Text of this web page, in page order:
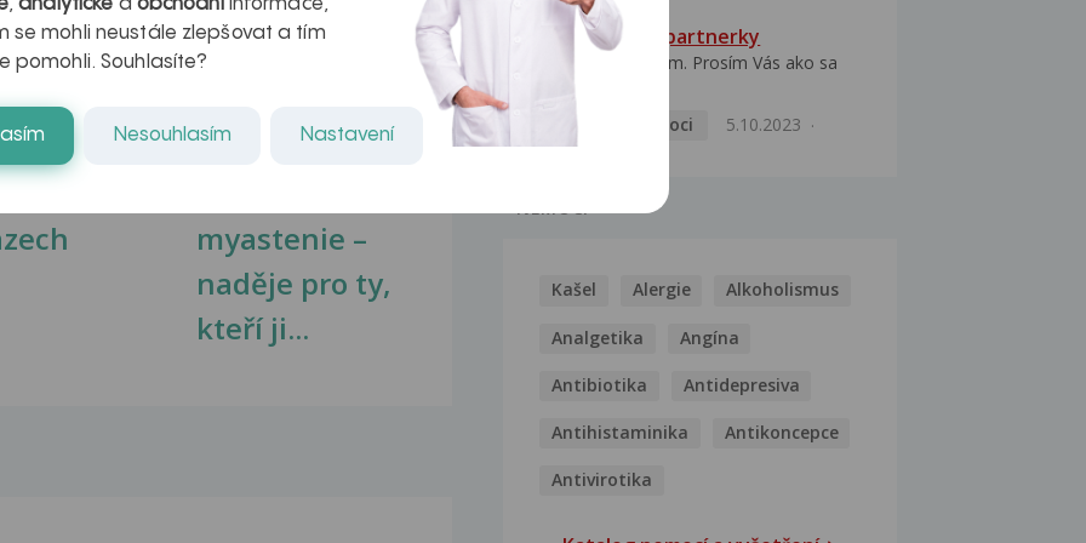
Inovativní
myastenie –
naděje pro ty,
kteří ji...
HPV typ 52 u partnerky
Dobrý deň prajem. Prosím Vás ako sa
Pohlavní nemoci
5.10.2023
NEMOCI
Kašel Alergie Alkoholismus
Analgetika Angína
Antibiotika Antidepresiva
Antihistaminika Antikoncepce
Antivirotika
,analytické a obchodníinformace,
se mohli neustále zlepšovat a tím
pomohli. Souhlasíte?
Nesouhlasím Nastavení